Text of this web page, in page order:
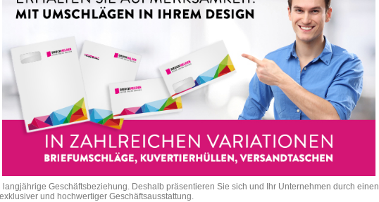
Geschäftsbeziehung. Deshalb präsentieren Sie sich und Ihr Unternehmen durch einen
und hochwertiger Geschäftsausstattung.